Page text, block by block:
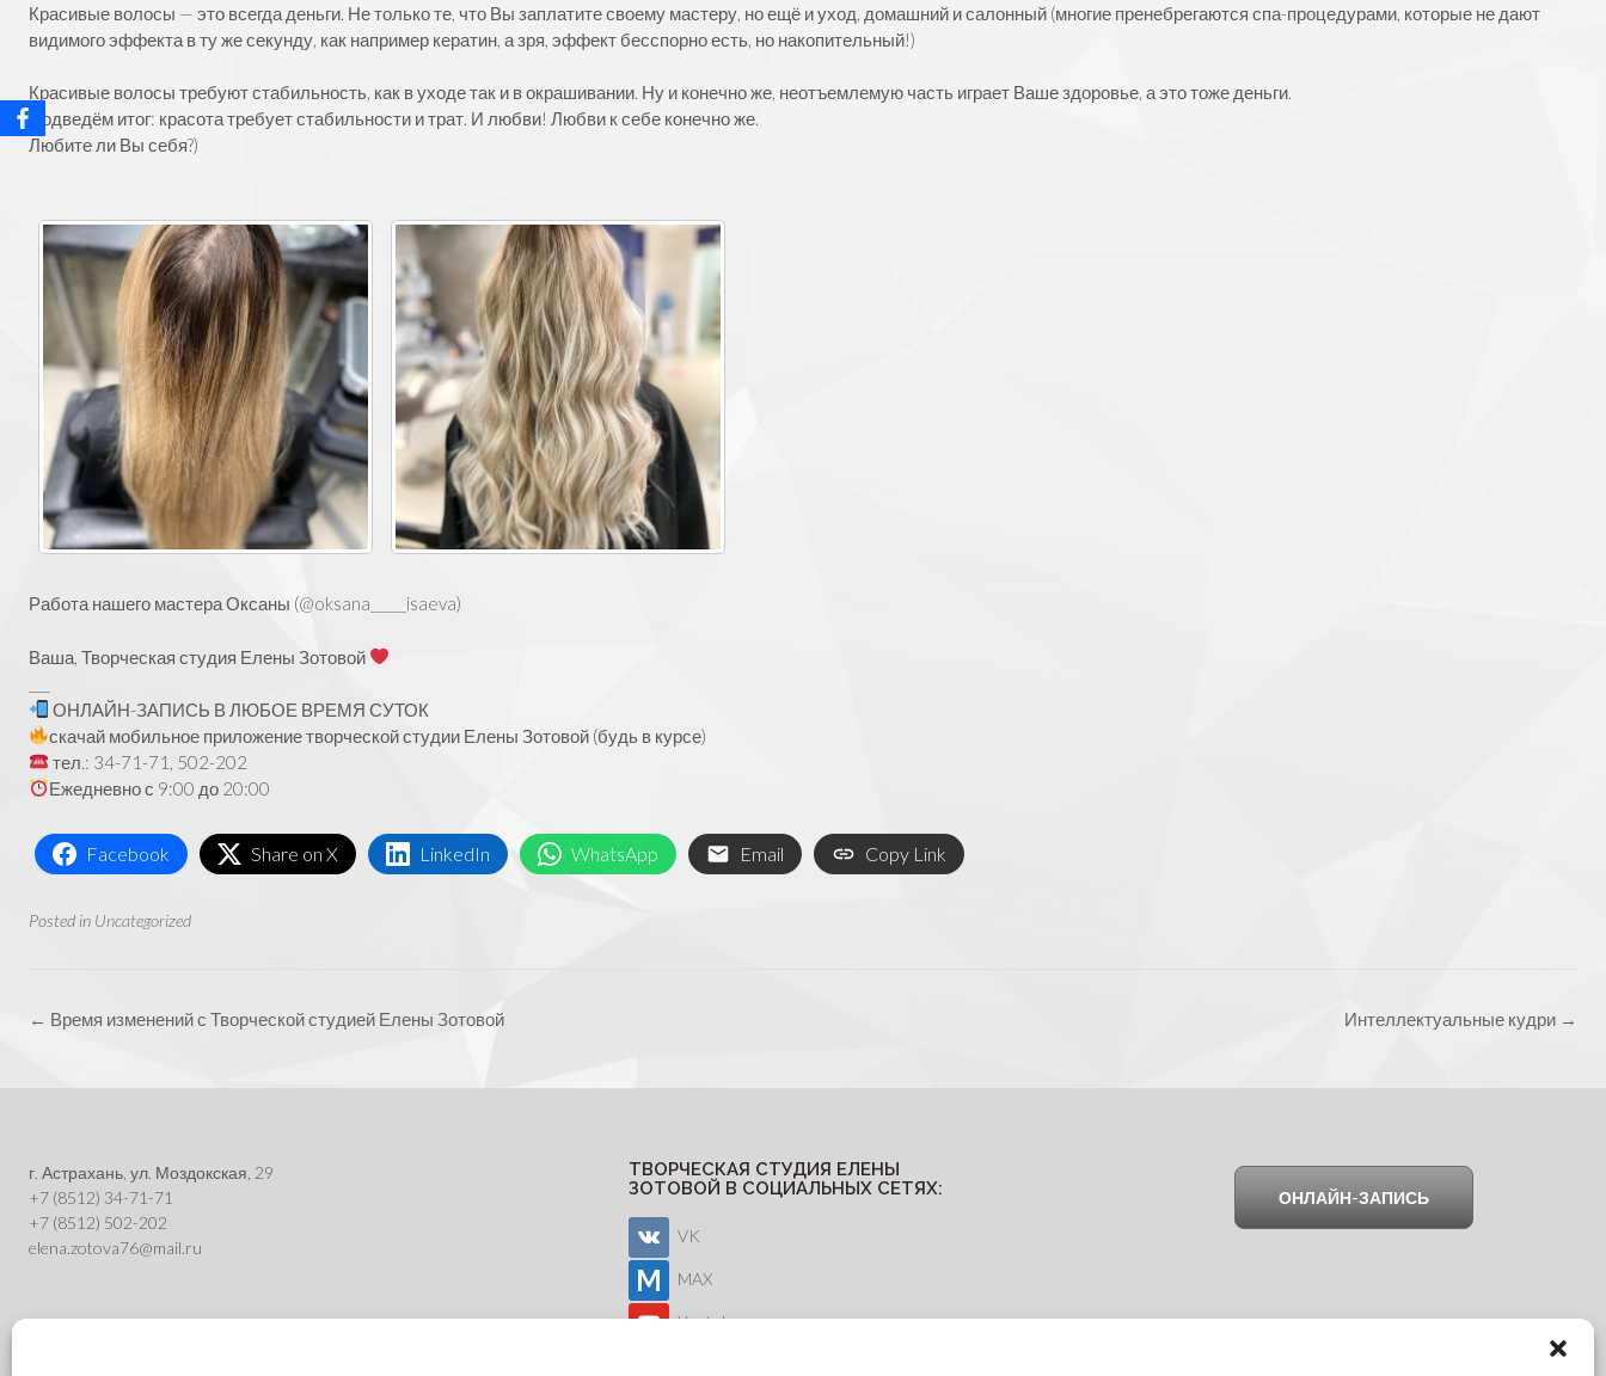
Красивые волосы — это всегда деньги. Не только те, что Вы заплатите своему мастеру, но ещё и уход, домашний и салонный (многие пренебрегаются спа-процедурами, которые не дают
видимого эффекта в ту же секунду, как например кератин, а зря, эффект бесспорно есть, но накопительный!)
Красивые волосы требуют стабильность, как в уходе так и в окрашивании. Ну и конечно же, неотъемлемую часть играет Ваше здоровье, а это тоже деньги.
Подведём итог: красота требует стабильности и трат. И любви! Любви к себе конечно же.
Любите ли Вы себя?)
Работа нашего мастера Оксаны (@oksana_____isaeva)
Ваша, Творческая студия Елены Зотовой
ОНЛАЙН-ЗАПИСЬ В ЛЮБОЕ ВРЕМЯ СУТОК
скачай мобильное приложение творческой студии Елены Зотовой (будь в курсе)
тел.: 34-71-71, 502-202
Ежедневно с 9:00 до 20:00
Facebook Share on X LinkedIn WhatsApp Email Copy Link
Posted in Uncategorized
Post
Интеллектуальные кудри →
← Время изменений с Творческой студией Елены Зотовой
г. Астрахань, ул. Моздокская, 29
+7 (8512) 34-71-71
+7 (8512) 502-202
elena.zotova76@mail.ru
ТВОРЧЕСКАЯ СТУДИЯ ЕЛЕНЫ
ЗОТОВОЙ В СОЦИАЛЬНЫХ СЕТЯХ:
VK
MAX
Youtube
ОНЛАЙН-ЗАПИСЬ